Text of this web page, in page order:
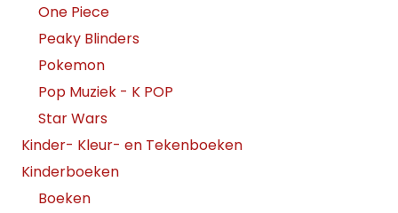
One Piece
Peaky Blinders
Pokemon
Pop Muziek - K POP
Star Wars
Kinder- Kleur- en Tekenboeken
Kinderboeken
Boeken